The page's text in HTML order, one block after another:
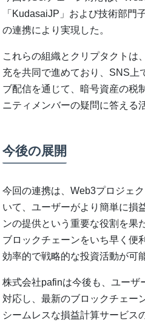
「KudasaiJP」および技術部門
の連携により実現した。
これらの組織とクリプタクトは
充を共同で進めており、SNS上
ブ配信を通じて、暗号資産の税
ニティメンバーの疑問に答える
今後の展開
今回の連携は、Web3プロジェ
いて、ユーザーがより簡単に損
ンの提供という重要な役割を果
ブロックチェーンをいち早く便
効率的で戦略的な投資活動が可
株式会社pafinは今後も、ユーザ
対応し、最新のブロックチェー
シームレスな損益計算サービス